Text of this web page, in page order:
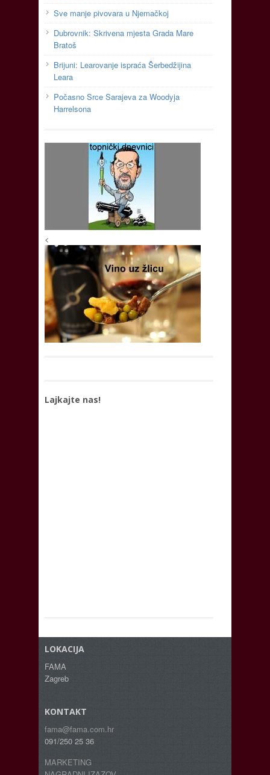
Sve manje pivovara u Njemačkoj
Dubrovnik: Skrivena mjesta Grada Mare
Bratoš
Brijuni: Learovanje ispraća Šerbedžijina
Leara
Počasno Srce Sarajeva za Woodyja
Harrelsona
<
Lajkajte nas!
LOKACIJA
FAMA
Zagreb
KONTAKT
fama@fama.com.hr
091/250 25 36
MARKETING